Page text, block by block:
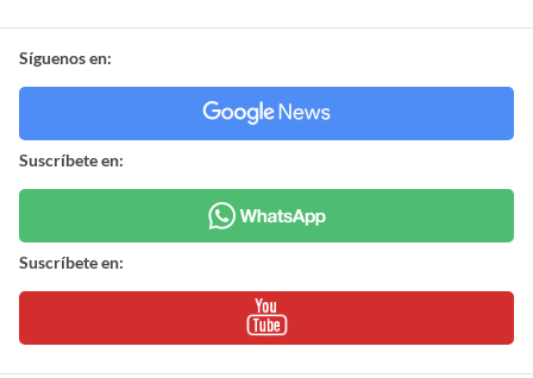
Síguenos en:
Suscríbete en:
Suscríbete en: